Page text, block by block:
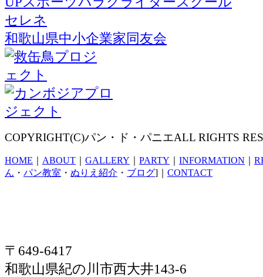
セレネ
和歌山県中小企業家同友会
COPYRIGHT(C)パン・ド・パニエALL RIGHTS
HOME ABOUT GALLERY PARTY INFORMATION
ん ・ パン教室 ・ ぬりえ紹介 ・ ブログ]｜ CONTACT
〒649-6417
和歌山県紀の川市西大井143-6